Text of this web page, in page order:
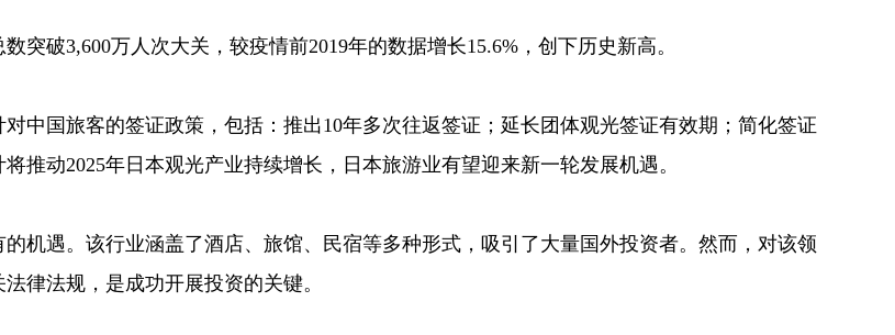
突破3,600万人次大关，较疫情前2019年的数据增长15.6%，创下历史新高。
中国旅客的签证政策，包括：推出10年多次往返签证；延长团体观光签证有效期；简化签证
推动2025年日本观光产业持续增长，日本旅游业有望迎来新一轮发展机遇。
机遇。该行业涵盖了酒店、旅馆、民宿等多种形式，吸引了大量国外投资者。然而，对该领
律法规，是成功开展投资的关键。